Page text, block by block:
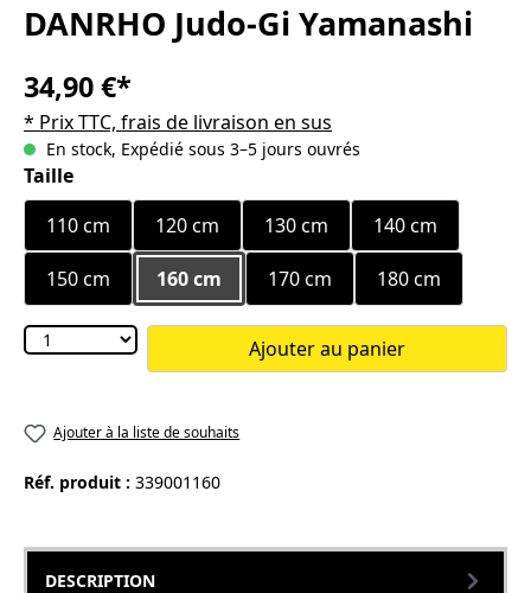
DANRHO Judo-Gi Yamanashi
34,90 €*
* Prix TTC, frais de livraison en sus
En stock, Expédié sous 3–5 jours ouvrés
Sélectionnez
Taille
110 cm
120 cm 130 cm 140 cm
150 cm 160 cm 170 cm 180 cm
Ajouter au panier
Ajouter à la liste de souhaits
Réf. produit : 339001160
DESCRIPTION